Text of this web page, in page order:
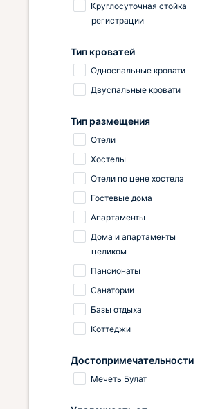
Круглосуточная стойка
регистрации
Тип кроватей
Односпальные кровати
Двуспальные кровати
Тип размещения
Отели
Хостелы
Отели по цене хостела
Гостевые дома
Апартаменты
Дома и апартаменты
целиком
Пансионаты
Санатории
Базы отдыха
Коттеджи
Достопримечательности
Мечеть Булат